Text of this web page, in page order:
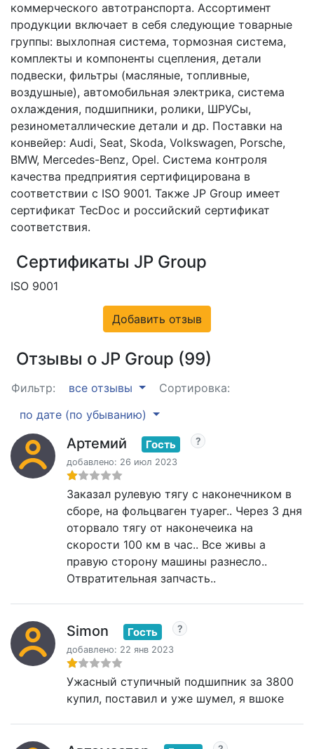
коммерческого автотранспорта. Ассортимент
продукции включает в себя следующие товарные
группы: выхлопная система, тормозная система,
комплекты и компоненты сцепления, детали
подвески, фильтры (масляные, топливные,
воздушные), автомобильная электрика, система
охлаждения, подшипники, ролики, ШРУСы,
резинометаллические детали и др. Поставки на
конвейер: Audi, Seat, Skoda, Volkswagen, Porsche,
BMW, Mercedes-Benz, Opel. Система контроля
качества предприятия сертифицирована в
соответствии с ISO 9001. Также JP Group имеет
сертификат TecDoc и российский сертификат
соответствия.
Сертификаты JP Group
ISO 9001
Добавить отзыв
Отзывы о JP Group (99)
Фильтр: все отзывы
Сортировка:
по дате (по убыванию)
Артемий Гость
добавлено: 26 июл 2023
Заказал рулевую тягу с наконечником в
сборе, на фольцваген туарег.. Через 3 дня
оторвало тягу от наконечеика на
скорости 100 км в час.. Все живы а
правую сторону машины разнесло..
Отвратительная запчасть..
Simon Гость
добавлено: 22 янв 2023
Ужасный ступичный подшипник за 3800
купил, поставил и уже шумел, я вшоке